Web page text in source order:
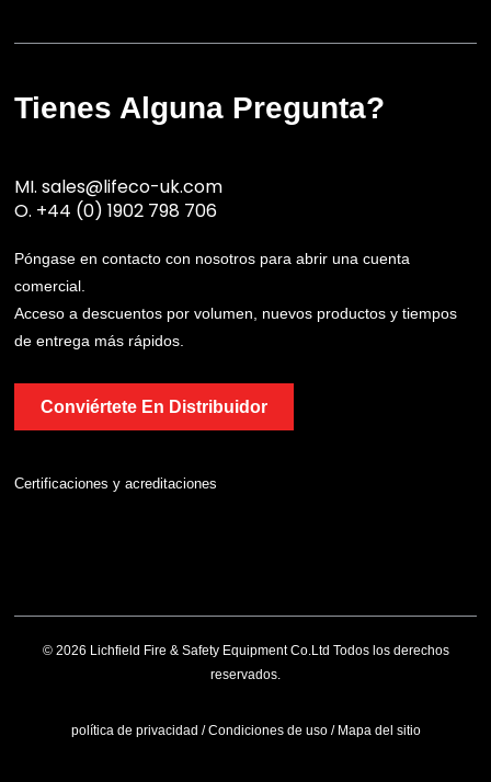
Tienes Alguna Pregunta?
MI.sales@lifeco-uk.com
O. +44 (0) 1902 798 706
Póngase en contacto con nosotros para abrir una cuenta
comercial.
Acceso a descuentos por volumen, nuevos productos y tiempos
de entrega más rápidos.
Conviértete En Distribuidor
Certificaciones y acreditaciones
© 2026 Lichfield Fire & Safety Equipment Co.Ltd Todos los derechos
reservados.
política de privacidad /Condiciones de uso/ Mapa del sitio